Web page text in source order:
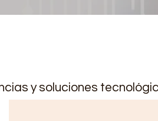
y soluciones